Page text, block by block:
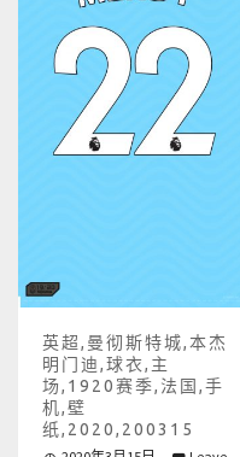
英超,曼彻斯特城,本杰
明门迪,球衣,主
场,1920赛季,法国,手
机,壁
纸,2020,200315